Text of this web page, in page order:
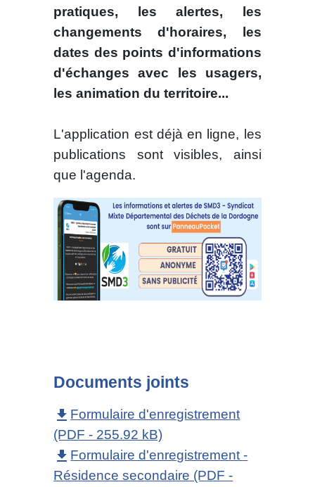
pratiques, les alertes, les
changements d'horaires, les
dates des points d'informations
d'échanges avec les usagers,
les animation du territoire...
L'application est déjà en ligne, les
publications sont visibles, ainsi
que l'agenda.
Documents joints
file_downloadFormulaire d'enregistrement
(PDF - 255.92 kB)
file_downloadFormulaire d'enregistrement -
Résidence secondaire (PDF -